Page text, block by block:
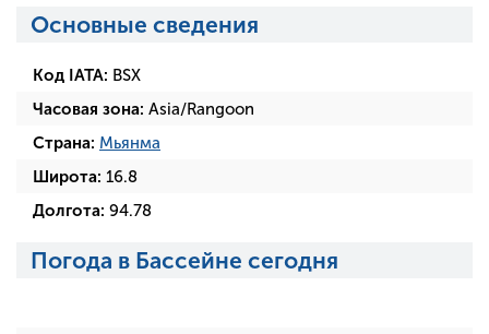
Основные сведения
Код IATA: BSX
Часовая зона: Asia/Rangoon
Страна: Мьянма
Широта: 16.8
Долгота: 94.78
Погода в Бассейне сегодня